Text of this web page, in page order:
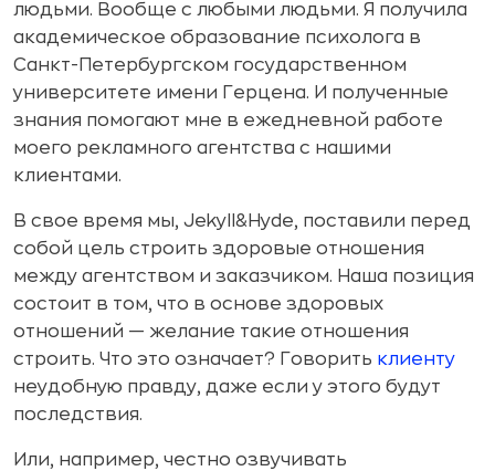
людьми. Вообще с любыми людьми. Я получила
академическое образование психолога в
Санкт-Петербургском государственном
университете имени Герцена. И полученные
знания помогают мне в ежедневной работе
моего рекламного агентства с нашими
клиентами.
В свое время мы, Jekyll&Hyde, поставили перед
собой цель строить здоровые отношения
между агентством и заказчиком. Наша позиция
состоит в том, что в основе здоровых
отношений — желание такие отношения
строить. Что это означает? Говорить клиенту
неудобную правду, даже если у этого будут
последствия.
Или, например, честно озвучивать